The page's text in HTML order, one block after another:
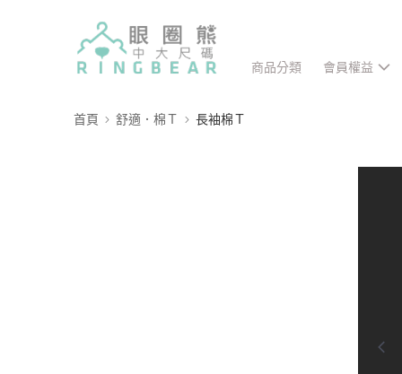
商品分類 會員權益
首頁 舒適．棉Ｔ 長袖棉Ｔ